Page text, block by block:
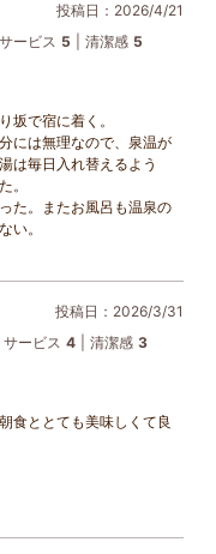
投稿日：2026/4/21
ービス 5 清潔感 5
坂で宿に着く。
には無理なので、泉温が
は毎日入れ替えるよう
。
た。またお風呂も温泉の
い。
投稿日：2026/3/31
ービス 4 清潔感 3
食ととても美味しくて良